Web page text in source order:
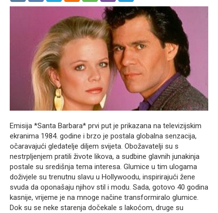
Emisija *Santa Barbara* prvi put je prikazana na televizijskim
ekranima 1984. godine i brzo je postala globalna senzacija,
očaravajući gledatelje diljem svijeta. Obožavatelji su s
nestrpljenjem pratili živote likova, a sudbine glavnih junakinja
postale su središnja tema interesa. Glumice u tim ulogama
doživjele su trenutnu slavu u Hollywoodu, inspirirajući žene
svuda da oponašaju njihov stil i modu. Sada, gotovo 40 godina
kasnije, vrijeme je na mnoge načine transformiralo glumice.
Dok su se neke starenja dočekale s lakoćom, druge su